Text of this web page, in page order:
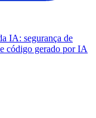
IA: segurança de
código gerado por IA